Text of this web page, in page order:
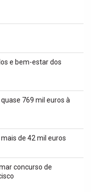
e bem-estar dos
769 mil euros à
de 42 mil euros
concurso de